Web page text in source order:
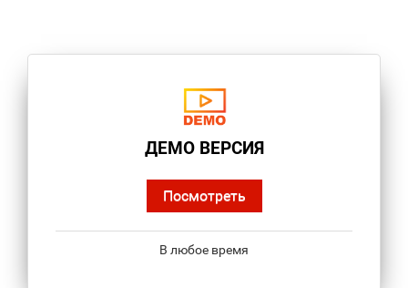
ДЕМО ВЕРСИЯ
Посмотреть
В любое время